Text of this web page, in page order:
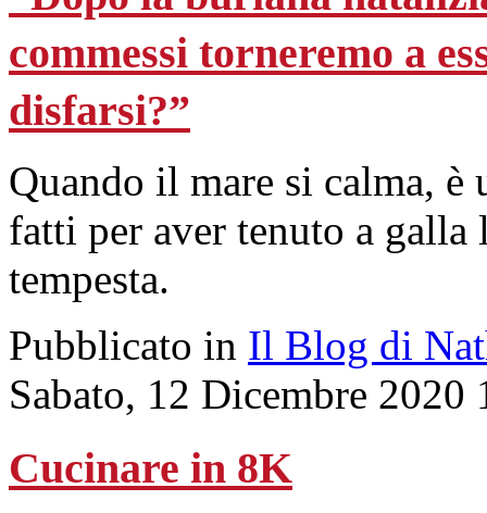
commessi torneremo a
disfarsi?”
Quando il mare si calma,
fatti per aver tenuto a galla
tempesta.
Pubblicato in Il Blog di
Sabato, 12 Dicembre 2020
Cucinare in 8K